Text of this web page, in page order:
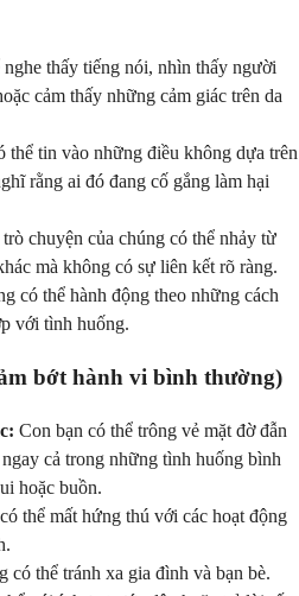
nghe thấy tiếng nói, nhìn thấy người
cảm thấy những cảm giác trên da
thể tin vào những điều không dựa trên
rằng ai đó đang cố gắng làm hại
chuyện của chúng có thể nhảy từ
mà không có sự liên kết rõ ràng.
có thể hành động theo những cách
với tình huống.
bớt hành vi bình thường)
Con bạn có thể trông vẻ mặt đờ đẫn
cả trong những tình huống bình
hoặc buồn.
thể mất hứng thú với các hoạt động
có thể tránh xa gia đình và bạn bè.